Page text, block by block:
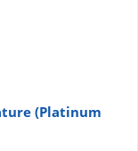
(Platinum